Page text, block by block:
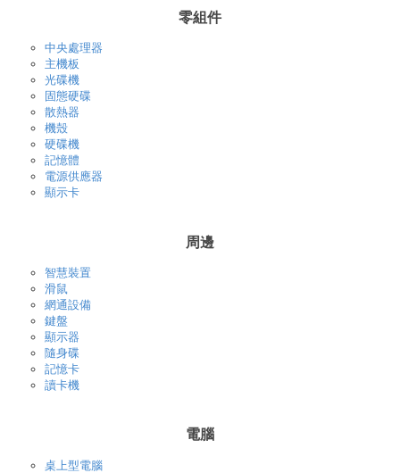
零組件
中央處理器
主機板
光碟機
固態硬碟
散熱器
機殼
硬碟機
記憶體
電源供應器
顯示卡
周邊
智慧裝置
滑鼠
網通設備
鍵盤
顯示器
隨身碟
記憶卡
讀卡機
電腦
桌上型電腦